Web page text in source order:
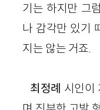
기는 하지만 그
나 감각만 있기
지는 않는 거죠.
최정례 시인이